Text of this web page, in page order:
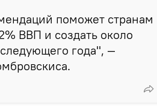
поможет странам
ВВП и создать около
года", —